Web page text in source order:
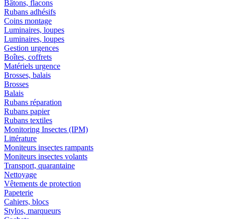
Bâtons, flacons
Rubans adhésifs
Coins montage
Luminaires, loupes
Luminaires, loupes
Gestion urgences
Boîtes, coffrets
Matériels urgence
Brosses, balais
Brosses
Balais
Rubans réparation
Rubans papier
Rubans textiles
Monitoring Insectes (IPM)
Littérature
Moniteurs insectes rampants
Moniteurs insectes volants
Transport, quarantaine
Nettoyage
Vêtements de protection
Papeterie
Cahiers, blocs
Stylos, marqueurs